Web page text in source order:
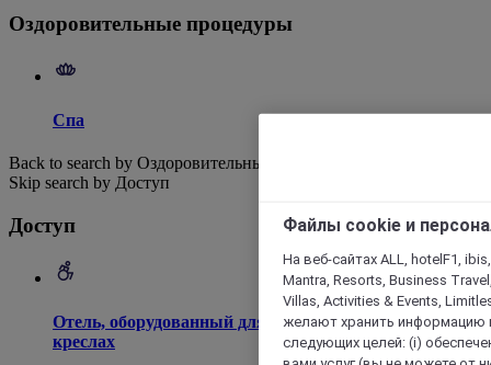
Оздоровительные процедуры
Спа
Back to search by Оздоровительные процедуры
Skip search by Доступ
Доступ
Отель, оборудованный для доступа на инвалидных
креслах
Файлы cookie и
На веб-сайтах ALL, hotelF1,
Mantra, Resorts, Business
Villas, Activities & Events,
желают хранить информацию
следующих целей: (i)